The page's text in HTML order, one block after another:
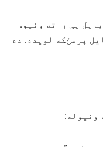
یې راته ونیو.
پرمځکه لویده. ده
ونیوله: